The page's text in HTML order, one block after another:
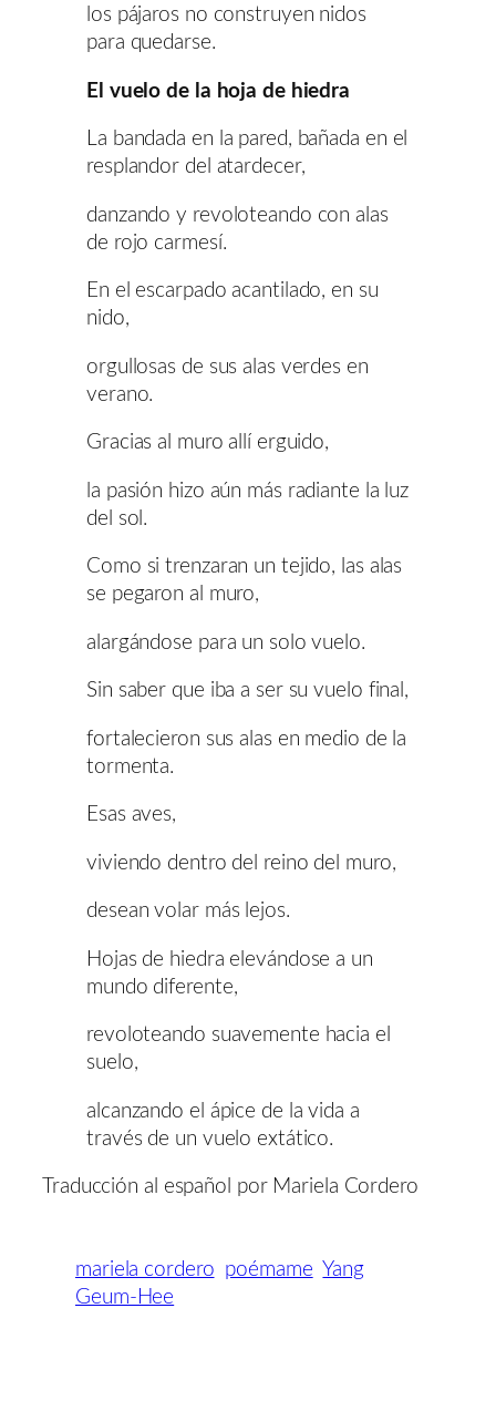
los pájaros no construyen nidos
para quedarse.
El vuelo de la hoja de hiedra
La bandada en la pared, bañada en el
resplandor del atardecer,
danzando y revoloteando con alas
de rojo carmesí.
En el escarpado acantilado, en su
nido,
orgullosas de sus alas verdes en
verano.
Gracias al muro allí erguido,
la pasión hizo aún más radiante la luz
del sol.
Como si trenzaran un tejido, las alas
se pegaron al muro,
alargándose para un solo vuelo.
Sin saber que iba a ser su vuelo final,
fortalecieron sus alas en medio de la
tormenta.
Esas aves,
viviendo dentro del reino del muro,
desean volar más lejos.
Hojas de hiedra elevándose a un
mundo diferente,
revoloteando suavemente hacia el
suelo,
alcanzando el ápice de la vida a
través de un vuelo extático.
Traducción al español por Mariela Cordero
mariela cordero poémame Yang
Geum-Hee